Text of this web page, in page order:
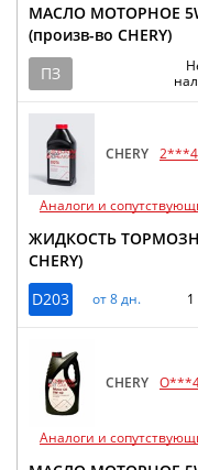
МАСЛО МОТОРНОЕ
(произв-во CHERY)
ПЗ
CHERY 2***4
Аналоги и
ЖИДКОСТЬ
CHERY)
D203
от 8 дн.
CHERY
Аналоги и